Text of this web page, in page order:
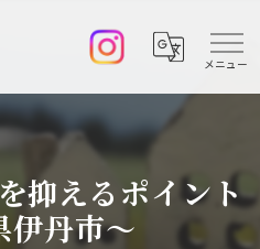
抑えるポイント
伊丹市～